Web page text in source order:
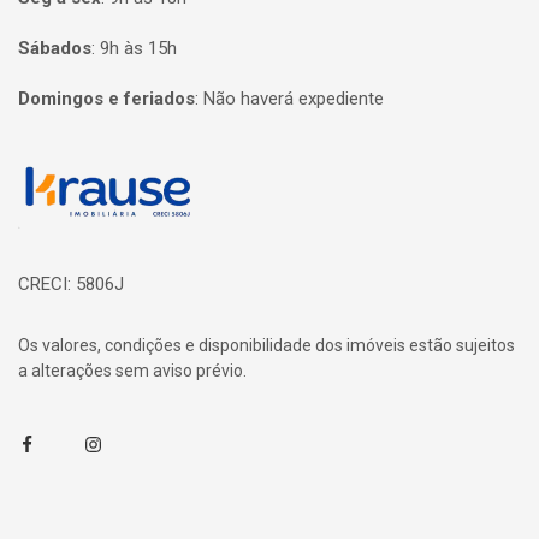
Sábados: 9h às 15h
Domingos e feriados: Não haverá expediente
Página inicial
CRECI: 5806J
Os valores, condições e disponibilidade dos imóveis estão sujeitos
a alterações sem aviso prévio.
FacebookInstagram